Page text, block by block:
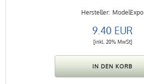
ModelExpo
9.40 EUR
[inkl. 20% MwSt]